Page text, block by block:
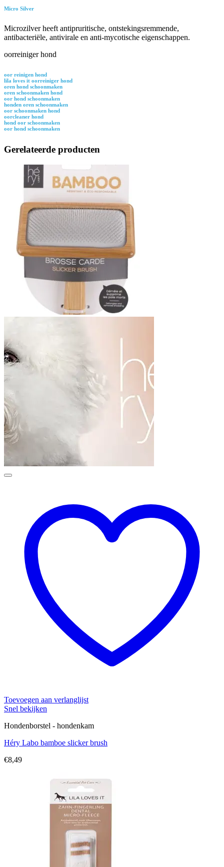
Micro Silver
Microzilver heeft antipruritische, ontstekingsremmende,
antibacteriële, antivirale en anti-mycotische eigenschappen.
oorreiniger hond
oor reinigen hond
lila loves it oorreiniger hond
oren hond schoonmaken
oren schoonmaken hond
oor hond schoonmaken
honden oren schoonmaken
oor schoonmaken hond
oorcleaner hond
hond oor schoonmaken
oor hond schoonmaken
Gerelateerde producten
Toevoegen aan verlanglijst
Snel bekijken
Hondenborstel - hondenkam
Héry Labo bamboe slicker brush
€8,49